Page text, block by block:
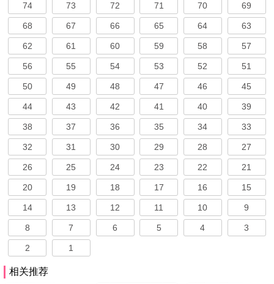
74 73 72 71 70 69
68 67 66 65 64 63
62 61 60 59 58 57
56 55 54 53 52 51
50 49 48 47 46 45
44 43 42 41 40 39
38 37 36 35 34 33
32 31 30 29 28 27
26 25 24 23 22 21
20 19 18 17 16 15
14 13 12 11 10 9
8 7 6 5 4 3
2 1
相关推荐